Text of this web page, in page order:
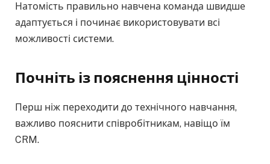
Натомість правильно навчена команда швидше
адаптується і починає використовувати всі
можливості системи.
Почніть із пояснення цінності
Перш ніж переходити до технічного навчання,
важливо пояснити співробітникам, навіщо їм
CRM.